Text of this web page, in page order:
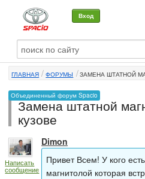
Вход
О машине
Автоклуб
Форумы
Сервисы и услуги
Новости
ГЛАВНАЯ ФОРУМЫ ЗАМЕНА ШТАТНОЙ
Объединенный форум Spacio
Замена штатной
кузове
Написать
сообщение
Dimon
Привет Всем! У кого
магнитолой которая